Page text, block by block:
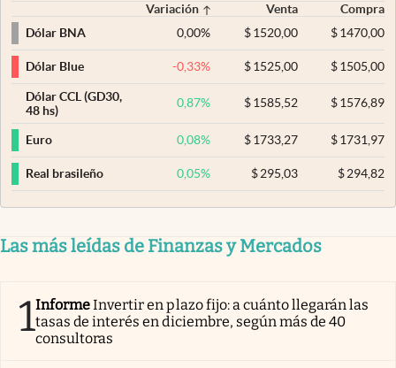
Variación Venta
Compra
Dólar BNA
0,00% $ 1520,00 $1470,00
Dólar Blue -0,33% $ 1525,00 $1505,00
Dólar CCL (GD30,
48 hs)
0,87% $ 1585,52 $1576,89
Euro 0,08% $ 1733,27 $1731,97
Real brasileño 0,05% $ 295,03 $294,82
Las más leídas de Finanzas y Mercados
1InformeInvertir en plazo fijo: a cuánto llegarán las
tasas de interés en diciembre, según más de 40
consultoras